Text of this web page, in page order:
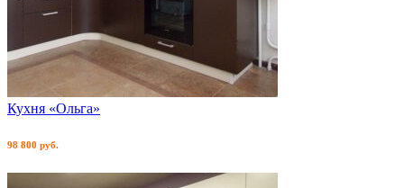
Кухня «Ольга»
98 800 руб.